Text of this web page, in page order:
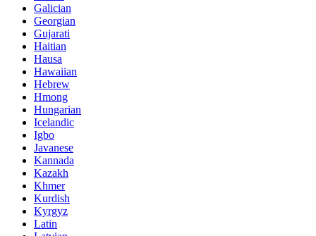
Galician
Georgian
Gujarati
Haitian
Hausa
Hawaiian
Hebrew
Hmong
Hungarian
Icelandic
Igbo
Javanese
Kannada
Kazakh
Khmer
Kurdish
Kyrgyz
Latin